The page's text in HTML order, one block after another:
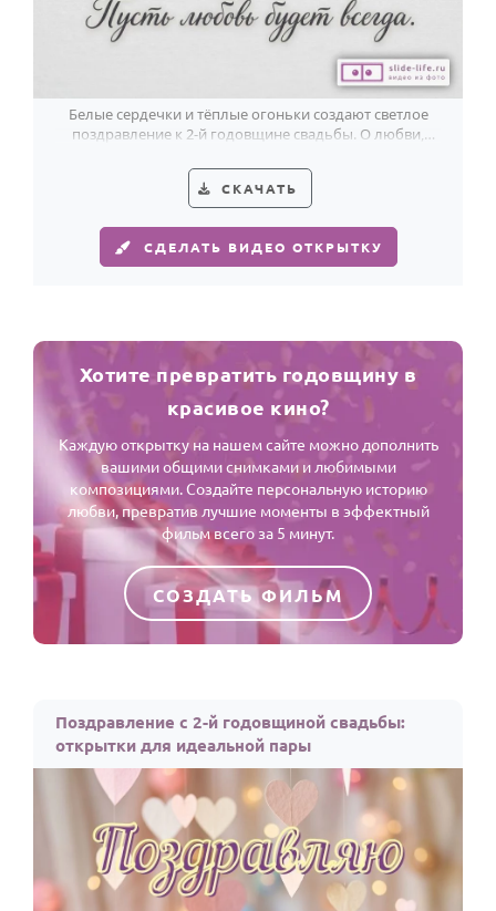
Белые сердечки и тёплые огоньки создают светлое
поздравление к 2-й годовщине свадьбы. О любви,
СКАЧАТЬ
СДЕЛАТЬ ВИДЕО ОТКРЫТКУ
Хотите превратить годовщину в
красивое кино?
Каждую открытку на нашем сайте можно дополнить
вашими общими снимками и любимыми
композициями. Создайте персональную историю
любви, превратив лучшие моменты в эффектный
фильм всего за 5 минут.
СОЗДАТЬ ФИЛЬМ
Поздравление с 2-й годовщиной свадьбы:
открытки для идеальной пары